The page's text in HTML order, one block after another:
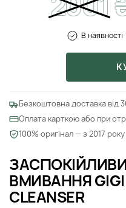
ВМИВАННЯ GIGI
CLEANSER
В наявності
Безкоштовна доставка від
Оплата карткою або при
100% оригінал — з 2017 року